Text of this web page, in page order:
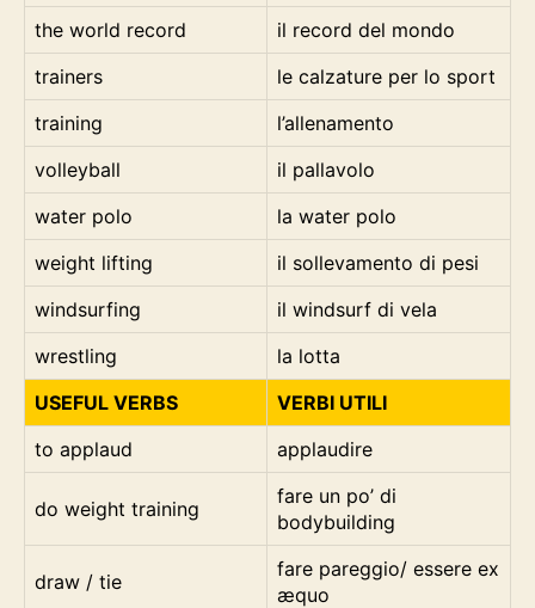
the world record
il record del mondo
trainers
le calzature per lo sport
training
l’allenamento
volleyball
il pallavolo
water polo
la water polo
weight lifting
il sollevamento di pesi
windsurfing
il windsurf di vela
wrestling
la lotta
USEFUL VERBS
VERBI UTILI
to applaud
applaudire
do weight training
fare un po’ di
bodybuilding
draw / tie
fare pareggio/ essere ex
æquo